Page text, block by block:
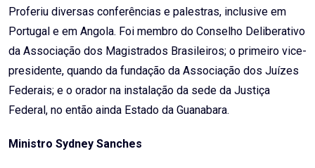
Proferiu diversas conferências e palestras, inclusive em
Portugal e em Angola. Foi membro do Conselho Deliberativo
da Associação dos Magistrados Brasileiros; o primeiro vice-
presidente, quando da fundação da Associação dos Juízes
Federais; e o orador na instalação da sede da Justiça
Federal, no então ainda Estado da Guanabara.
Ministro Sydney Sanches